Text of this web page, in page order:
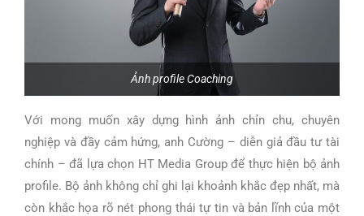
Ảnh profile Coaching
Với mong muốn xây dựng hình ảnh chỉn chu, chuyên
nghiệp và đầy cảm hứng, anh Cường – diễn giả đầu tư tài
chính – đã lựa chọn HT Media Group để thực hiện bộ ảnh
profile. Bộ ảnh không chỉ ghi lại khoảnh khắc đẹp nhất, mà
còn khắc họa rõ nét phong thái tự tin và bản lĩnh của một